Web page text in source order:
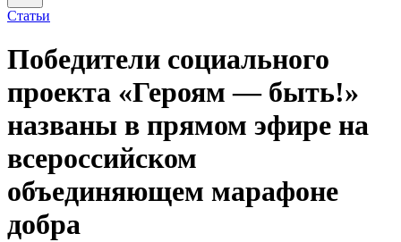
Статьи
Победители социального
проекта «Героям — быть!»
названы в прямом эфире на
всероссийском
объединяющем марафоне
добра